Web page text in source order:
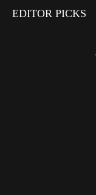
EDITOR PICKS